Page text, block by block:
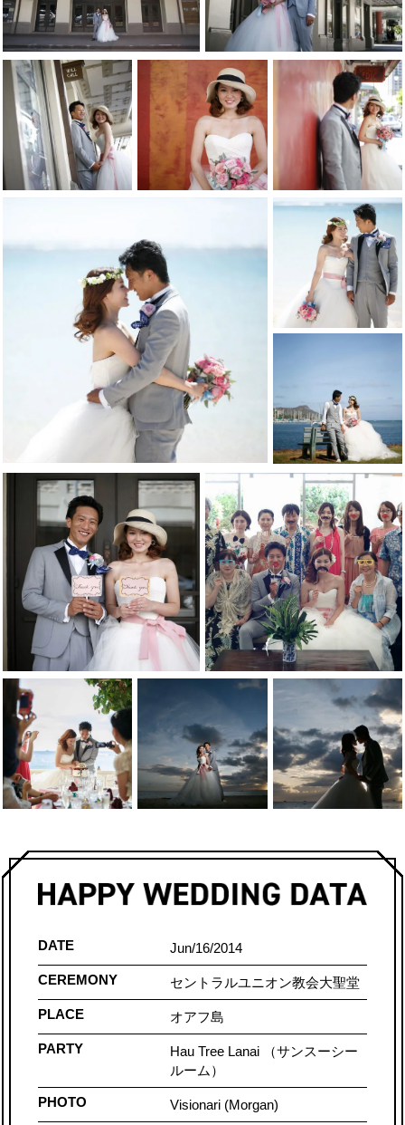
DATE Jun/16/2014
CEREMONY セントラルユニオン教会大聖堂
PLACE オアフ島
PARTY
Hau Tree Lanai （サンスーシー
ルーム）
PHOTO Visionari (Morgan)